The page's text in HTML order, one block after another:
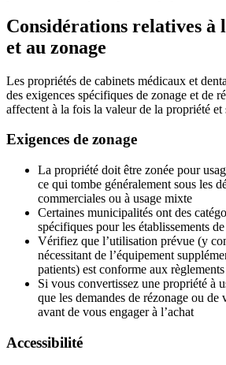
Considérations relatives à
et au zonage
Les propriétés de cabinets médicaux et
des exigences spécifiques de zonage et de
affectent à la fois la valeur de la propriété et
Exigences de zonage
La propriété doit être zonée pour
ce qui tombe généralement sous les
commerciales ou à usage mixte
Certaines municipalités ont des
spécifiques pour les établissements
Vérifiez que l’utilisation prévue (y
nécessitant de l’équipement
patients) est conforme aux
Si vous convertissez une propriété à
que les demandes de rézonage ou de
avant de vous engager à l’achat
Accessibilité